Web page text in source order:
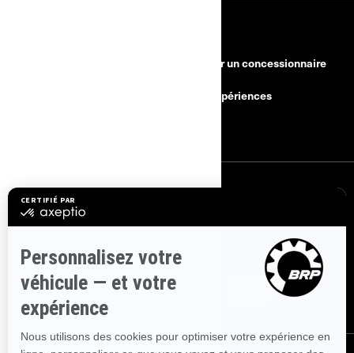
Devenir un concessionnaire
BRP Expériences
S'INSCRIRE
Inscrivez-vous à nos courriels.Recevez les dernières nouvelles, les
ABONNEZ-VOUS